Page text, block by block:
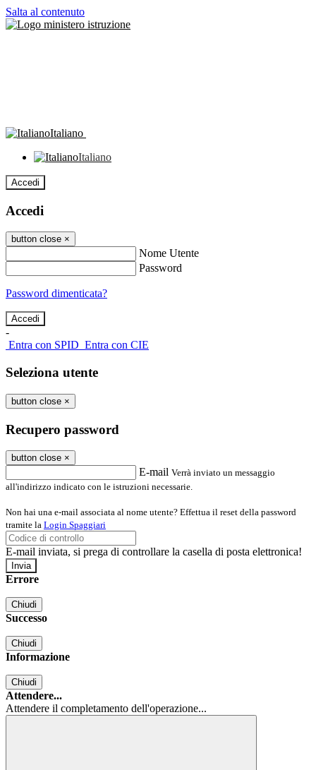
Salta al contenuto
Italiano
Italiano
Accedi
Accedi
button close ×
Nome Utente
Password
Password dimenticata?
-
Entra con SPID Entra con CIE
Seleziona utente
button close ×
Recupero password
button close ×
E-mail Verrà inviato un messaggio
all'indirizzo indicato con le istruzioni necessarie.
Non hai una e-mail associata al nome utente? Effettua il reset della password
tramite la Login Spaggiari
E-mail inviata, si prega di controllare la casella di posta elettronica!
Errore
Chiudi
Successo
Chiudi
Informazione
Chiudi
Attendere...
Attendere il completamento dell'operazione...